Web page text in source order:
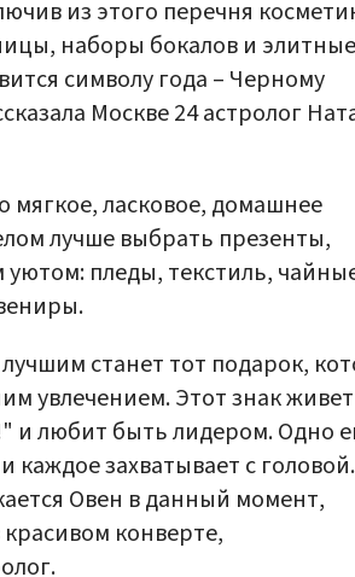
из этого перечня
наборы бокалов и элитные
символу года – Черному
Москве 24 астролог
мягкое, ласковое, домашнее
лучше выбрать презенты,
пледы, текстиль,
станет тот подарок,
увлечением. Этот знак
и любит быть лидером. Одно
каждое захватывает с
Овен в данный момент,
конверте,